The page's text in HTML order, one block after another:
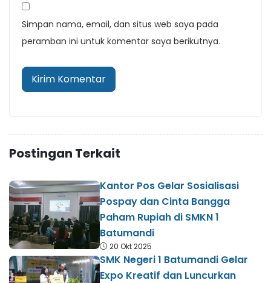
Simpan nama, email, dan situs web saya pada
peramban ini untuk komentar saya berikutnya.
Postingan Terkait
Kantor Pos Gelar Sosialisasi
Pospay dan Cinta Bangga
Paham Rupiah di SMKN 1
Batumandi
20 Okt 2025
SMK Negeri 1 Batumandi Gelar
Expo Kreatif dan Luncurkan